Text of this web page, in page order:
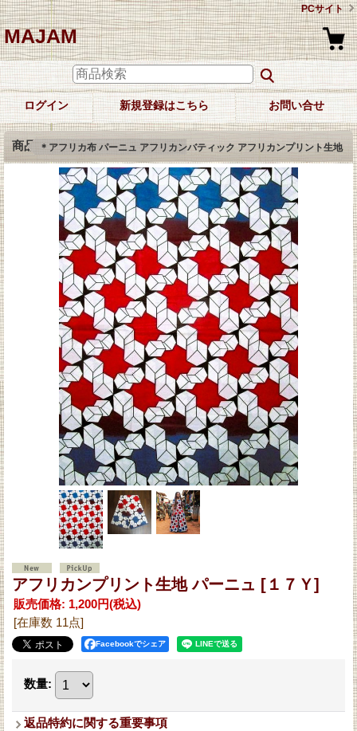
PCサイト
MAJAM
ログイン 新規登録はこちら お問い合せ
商品詳細＊アフリカ布 パーニュ アフリカンバティック アフリカンプリント生地
アフリカンプリント生地 パーニュ [１７Ｙ]
販売価格: 1,200円(税込)
[在庫数 11点]
Facebookでシェア
数量:
返品特約に関する重要事項